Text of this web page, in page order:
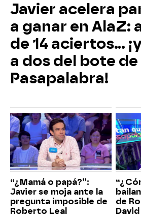
Javier acelera
a ganar en AlaZ:
de 14 aciertos…
a dos del bote de
Pasapalabra!
“¿Mamá o papá?”:
Javier se moja ante la
pregunta imposible de
Roberto Leal
de